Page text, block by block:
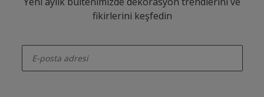
fikirlerini keşfedin